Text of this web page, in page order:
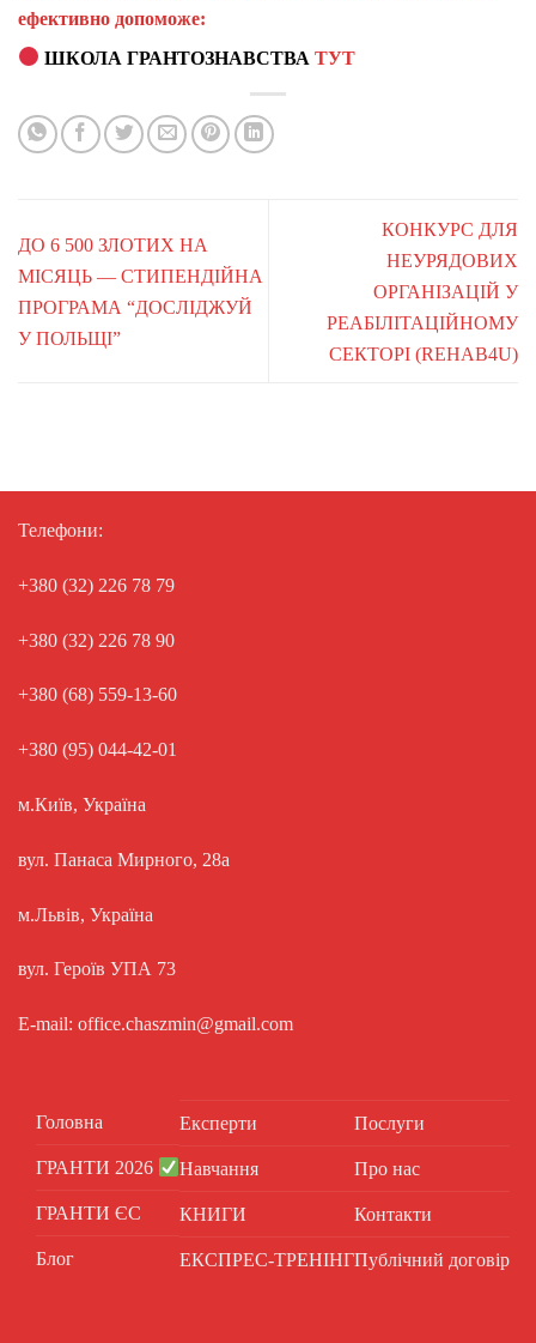
ефективно допоможе:
ШКОЛА ГРАНТОЗНАВСТВАТУТ
ДО 6 500 ЗЛОТИХ НА
МІСЯЦЬ — СТИПЕНДІЙНА
ПРОГРАМА “ДОСЛІДЖУЙ
У ПОЛЬЩІ”
КОНКУРС ДЛЯ
НЕУРЯДОВИХ
ОРГАНІЗАЦІЙ У
РЕАБІЛІТАЦІЙНОМУ
СЕКТОРІ (REHAB4U)
Телефони:
+380 (32) 226 78 79
+380 (32) 226 78 90
+380 (68) 559-13-60
+380 (95) 044-42-01
м.Київ, Україна
вул. Панаса Мирного, 28а
м.Львів, Україна
вул. Героїв УПА 73
E-mail: office.chaszmin@gmail.com
Головна
ГРАНТИ 2026
ГРАНТИ ЄС
Блог
Експерти
Навчання
КНИГИ
ЕКСПРЕС-ТРЕНІНГ
Послуги
Про нас
Контакти
Публічний договір